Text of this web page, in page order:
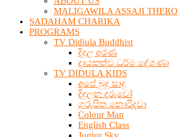
MALIGAWILA ASSAJI THERO
SADAHAM CHARIKA
PROGRAMS
TV Didiula Buddhist
දිදුල අරණ
දායකත්ව ධර්ම දේශණා
TV DIDULA KIDS
අපේ බුදු සාදු
දිදුලන දරුවෝ
ගුරුසිත නොරිදවා
Colour Man
English Class